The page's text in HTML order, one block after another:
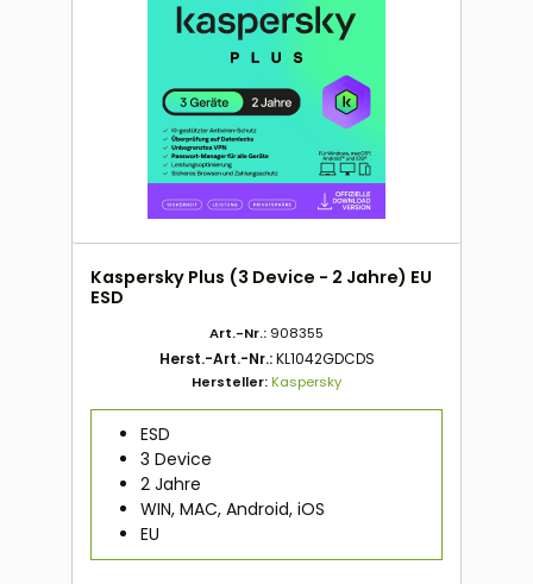
Kaspersky Plus (3 Device - 2 Jahre) EU
ESD
Art.-Nr.: 908355
Herst.-Art.-Nr.:KL1042GDCDS
Hersteller:Kaspersky
ESD
3 Device
2 Jahre
WIN, MAC, Android, iOS
EU